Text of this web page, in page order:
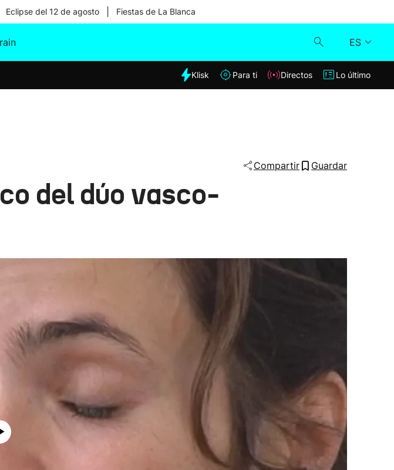
Eclipse del 12 de agosto Fiestas de La Blanca
ES
Klisk
Klisk Para ti Directos Lo último
Compartir Guardar
del dúo vasco-